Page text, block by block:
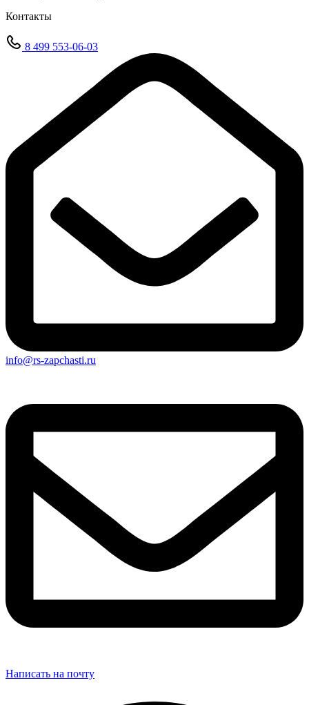
Контакты
8 499 553-06-03
info@rs-zapchasti.ru
Написать на почту